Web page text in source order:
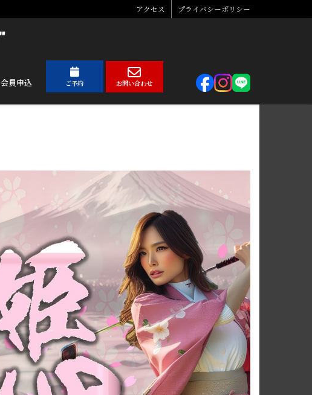
アクセス プライバシーポリシー
会員申込 ご予約 お問い合わせ